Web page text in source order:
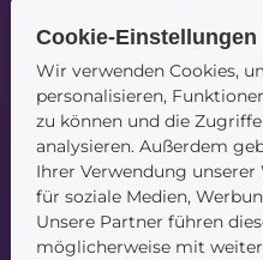
Navigation
Startseite
Blog
Kontakt
Cookie-Einstellungen
Wir verwenden Cookies,
personalisieren,
zu können und die
analysieren. Außerdem
Ihrer Verwendung
für soziale Medien,
Unsere Partner führen
möglicherweise mit